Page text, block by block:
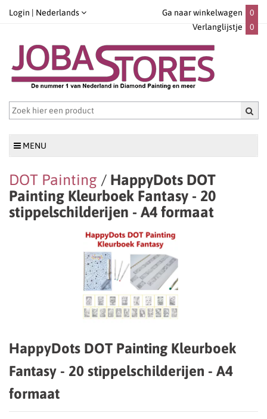
Login | Nederlands Ga naar winkelwagen
0
Verlanglijstje
0
MENU
DOT Painting / HappyDots DOT
Painting Kleurboek Fantasy - 20
stippelschilderijen - A4 formaat
HappyDots DOT Painting Kleurboek
Fantasy - 20 stippelschilderijen - A4
formaat